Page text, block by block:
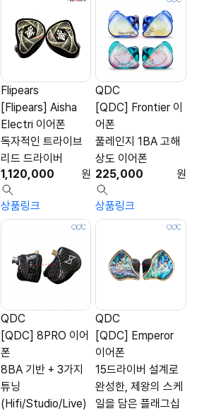
Flipears
[Flipears] Aisha
Electri 이어폰
독자적인 트라이브
리드 드라이버
1,120,000
원
상품링크
QDC
[QDC] Frontier 이
어폰
풀레인지 1BA 고해
상도 이어폰
225,000
원
상품링크
QDC
[QDC] 8PRO 이어
폰
8BA 기반 + 3가지
튜닝
(Hifi/Studio/Live)
QDC
[QDC] Emperor
이어폰
15드라이버 설계로
완성한, 제왕의 스케
일을 담은 플래그십